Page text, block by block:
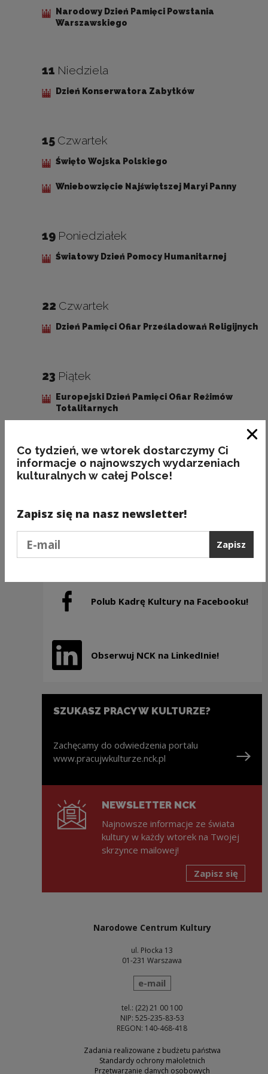
Narodowy Dzień Pamięci Powstania
Warszawskiego
11 Niedziela
Dzień Konserwatora Zabytków
15 Czwartek
Święto Wojska Polskiego
Wniebowzięcie Najświętszej Maryi Panny
19 Poniedziałek
Światowy Dzień Pomocy Humanitarnej
22 Czwartek
Dzień Pamięci Ofiar Prześladowań Religijnych
23 Piątek
Europejski Dzień Pamięci Ofiar Reżimów
Totalitarnych
31Sobota
Dzień Solidarności i Wolności
Uwaga, link zostanie otwarty w nowym oknie
Polub Kadrę Kultury na Facebooku!
Uwaga, link zostanie otwarty w nowym oknie
Obserwuj NCK na LinkedInie!
Uwaga, link zostanie otwarty w nowym oknie
SZUKASZ PRACY W KULTURZE?
Zachęcamy do odwiedzenia portalu
www.pracujwkulturze.nck.pl
NEWSLETTER NCK
Najnowsze informacje ze świata
kultury w każdy wtorek na Twojej
skrzynce mailowej!
Zapisz się
Narodowe Centrum Kultury
ul. Płocka 13
01-231 Warszawa
wyślij wiadomość
e-mail
tel.: (22) 21 00 100
NIP: 525-235-83-53
REGON: 140-468-418
Zadania realizowane z budżetu państwa
Standardy ochrony małoletnich
Przetwarzanie danych osobowych
Co tydzień, we wtorek dostarczymy Ci
informacje o najnowszych wydarzeniach
kulturalnych w całej Polsce!
Zapisz się na nasz newsletter!
Zapisz